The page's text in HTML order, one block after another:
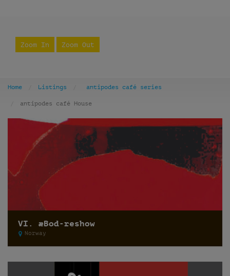
Zoom In Zoom Out
Home Listings antipodes café series
antipodes café House
VI. æBod-reshow
Norway